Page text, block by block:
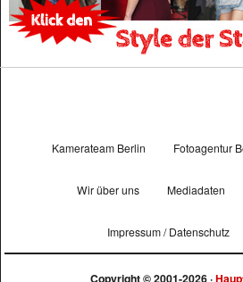
Kamerateam Berlin Fotoagentur
Wir über uns Mediadaten
Impressum / Datenschutz
Copyright © 2001-2026 ·